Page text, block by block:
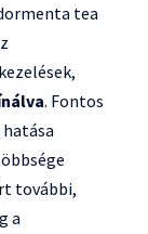
tea
. Fontos
további,
a